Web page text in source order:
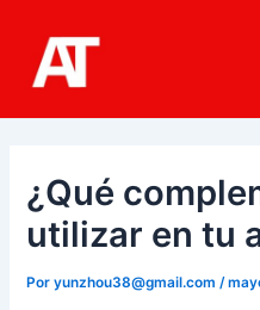
contenido
¿Qué
utilizar en tu
Poryunzhou38@gmail.com/